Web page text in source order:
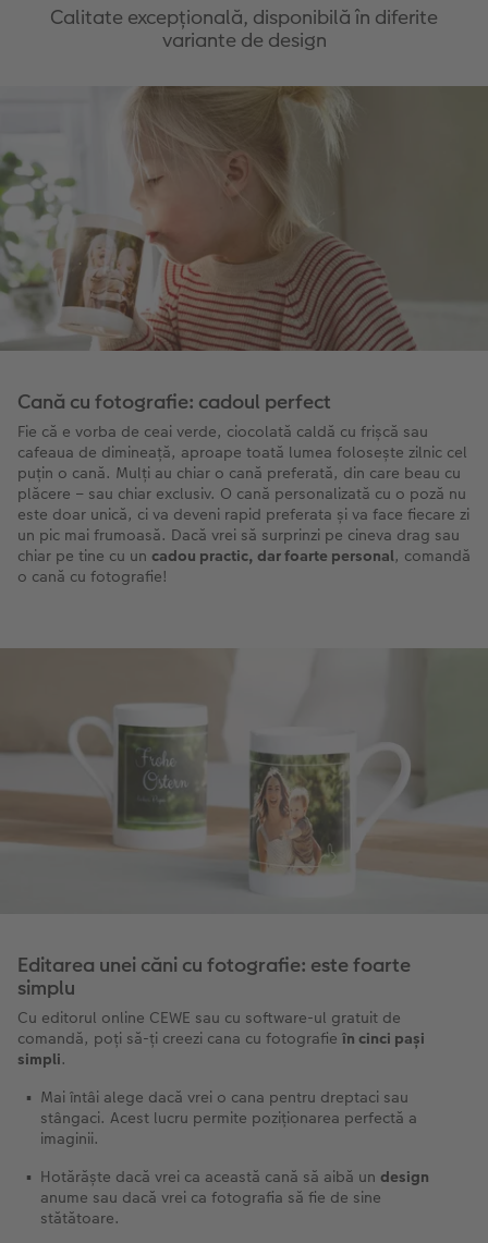
Calitate excepțională, disponibilă în diferite
variante de design
Cană cu fotografie: cadoul perfect
Fie că e vorba de ceai verde, ciocolată caldă cu frișcă sau
cafeaua de dimineață, aproape toată lumea folosește zilnic cel
puțin o cană. Mulți au chiar o cană preferată, din care beau cu
plăcere – sau chiar exclusiv. O cană personalizată cu o poză nu
este doar unică, ci va deveni rapid preferata și va face fiecare zi
un pic mai frumoasă. Dacă vrei să surprinzi pe cineva drag sau
chiar pe tine cu un cadou practic, dar foarte personal, comandă
o cană cu fotografie!
Editarea unei căni cu fotografie: este foarte
simplu
Cu editorul online CEWE sau cu software-ul gratuit de
comandă, poți să-ți creezi cana cu fotografie în cinci pași
simpli.
Mai întâi alege dacă vrei o cana pentru dreptaci sau
stângaci. Acest lucru permite poziționarea perfectă a
imaginii.
Hotărăște dacă vrei ca această cană să aibă un design
anume sau dacă vrei ca fotografia să fie de sine
stătătoare.